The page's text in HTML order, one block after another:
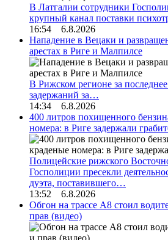
В Латгалии сотрудники
крупный канал поставки
16:54 6.8.2026
Нападение в Вецаки и
арестах в Риге и Малпилсе
В Рижском регионе за
задержаний за…
14:34 6.8.2026
400 литров похищенного
номера: в Риге задержали
Полицейские рижского
Госполиции пресекли
дуэта, поставившего…
13:52 6.8.2026
Обгон на трассе А8 стоил
прав (видео)